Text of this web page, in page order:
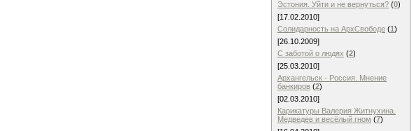
Эстония. Уйти и не вернуться? (0)
[17.02.2010]
Солидарность на АрхСвободе (1)
[26.10.2009]
С заботой о людях (2)
[25.03.2010]
Архангельск - Россия. Мнение
банкиров (2)
[02.03.2010]
Карикатуры Валерия Житнухина.
Медведев и весёлый гном (7)